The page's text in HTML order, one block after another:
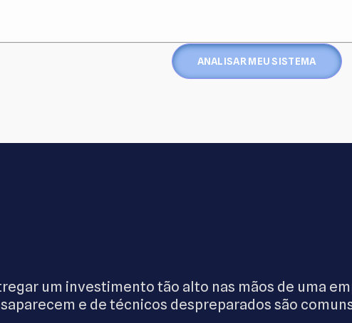
ANALISAR MEU SISTEMA
um investimento tão alto nas mãos de uma
e de técnicos despreparados são